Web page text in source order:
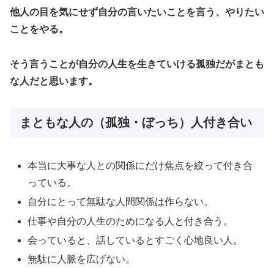
他人の目を気にせず自分の言いたいことを言う、やりたい
ことをやる。
そう言うことが自分の人生を生きていける孤独だがまとも
な人だと思います。
まともな人の（孤独・ぼっち）人付き合い
本当に大事な人との関係にだけ焦点を絞って付き合
っている。
自分にとって無駄な人間関係は作らない。
仕事や自分の人生のためになる人と付き合う。
会っていると、話しているとすごく心地良い人。
無駄に人脈を広げない。